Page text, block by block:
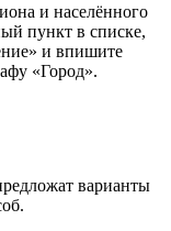
и населённого
пункт в списке,
и впишите
«Город».
варианты